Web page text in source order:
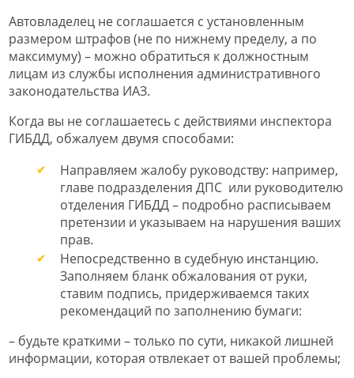
Автовладелец не соглашается с установленным
размером штрафов (не по нижнему пределу, а по
максимуму) – можно обратиться к должностным
лицам из службы исполнения административного
законодательства ИАЗ.
Когда вы не соглашаетесь с действиями инспектора
ГИБДД, обжалуем двумя способами:
Направляем жалобу руководству: например,
главе подразделения ДПС или руководителю
отделения ГИБДД – подробно расписываем
претензии и указываем на нарушения ваших
прав.
Непосредственно в судебную инстанцию.
Заполняем бланк обжалования от руки,
ставим подпись, придерживаемся таких
рекомендаций по заполнению бумаги:
– будьте краткими – только по сути, никакой лишней
информации, которая отвлекает от вашей проблемы;